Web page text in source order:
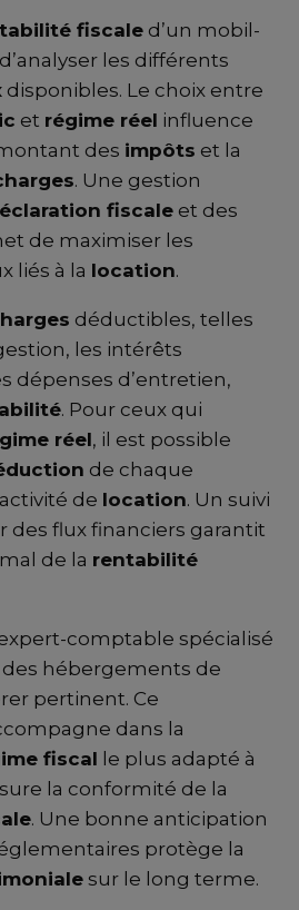
fiscale d’un mobil-
les différents
disponibles. Le choix entre
et régime réel influence
des impôts et la
. Une gestion
fiscale et des
de maximiser les
liés à la location.
déductibles, telles
les intérêts
dépenses d’entretien,
. Pour ceux qui
réel, il est possible
de chaque
de location. Un suivi
des flux financiers garantit
de la rentabilité
comptable spécialisé
des hébergements de
pertinent. Ce
dans la
fiscal le plus adapté à
la conformité de la
. Une bonne anticipation
protège la
sur le long terme.